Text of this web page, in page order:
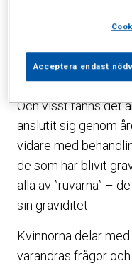
behandlingsvärlden
jämföra vad läkarna
och resultat, skrev
Och visst fanns det
anslutit sig genom
vidare med
de som har blivit
alla av ”ruvarna” –
sin graviditet.
Kvinnorna delar
varandras frågor
Acceptera endast